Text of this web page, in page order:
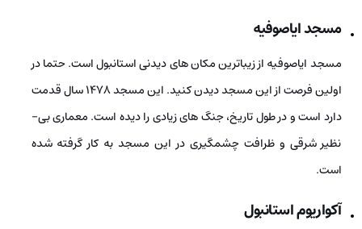
مسجد ایاصوفیه
مسجد ایاصوفیه از زیباترین مکان‌ های دیدنی استانبول است. حتما در
اولین فرصت از این مسجد دیدن کنید. این مسجد 1478 سال قدمت
دارد است و در طول تاریخ، جنگ ­های زیادی را دیده است. معماری بی­
نظیر شرقی و ظرافت چشم­گیری در این مسجد به کار گرفته شده
است.
آکواریوم استانبول